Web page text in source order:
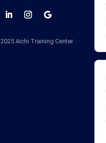
Aichi Training Center